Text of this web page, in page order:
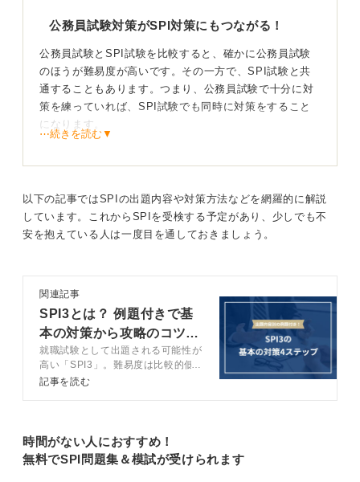
0
公務員試験対策がSPI対策にもつながる！
公務員試験とSPI試験を比較すると、確かに公務員試験
のほうが難易度が高いです。その一方で、SPI試験と共
通することもあります。つまり、公務員試験で十分に対
策を練っていれば、SPI試験でも同時に対策をすること
になります。
ん。
公務員試験における数的処理は、判断推理、数的推理、
資料解釈は、SPIの非言語における情報の読み取り、推
論、順列・組み合わせ、表の解釈にあたります。
す。
共通点と違いを意識してスキマ時間も有効活用しよ
う
SPIは中学・高校レベルの問題で解きやすいものの問題
数が多く、短時間で効率的に数多くの問題を解く必要が
⋯続きを読む▼
以下の記事ではSPIの出題内容や対策方法などを網羅的に解説
しています。これからSPIを受検する予定があり、少しでも不
安を抱えている人は一度目を通しておきましょう。
関連記事
SPI3とは？ 例題付きで基
本の対策から攻略のコツま
で完全網羅
就職試験として出題される可能性が
高い「SPI3」。難易度は比較的低
いですが、油断は禁物です。この記
記事を読む
時間がない人におすすめ！
無料でSPI問題集＆模試が受けられます